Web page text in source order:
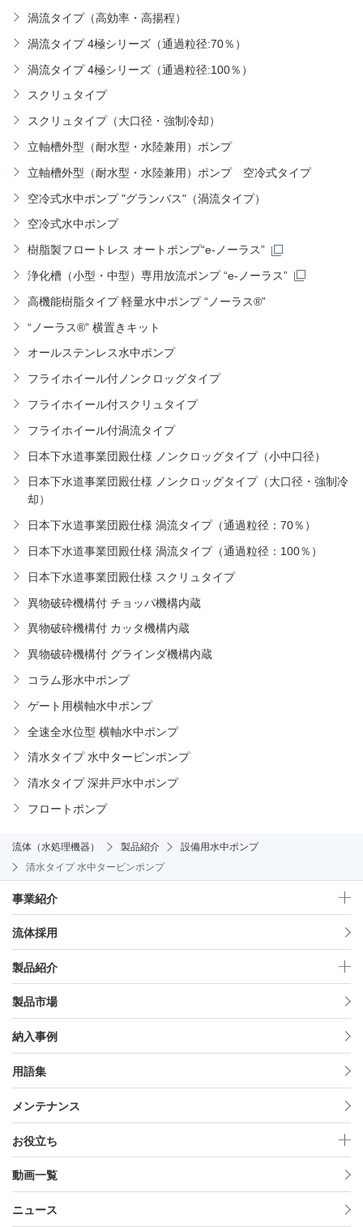
渦流タイプ（高効率・高揚程）
渦流タイプ 4極シリーズ（通過粒径:70％）
渦流タイプ 4極シリーズ（通過粒径:100％）
スクリュタイプ
スクリュタイプ（大口径・強制冷却）
立軸槽外型（耐水型・水陸兼用）ポンプ
立軸槽外型（耐水型・水陸兼用）ポンプ 空冷式タイプ
空冷式水中ポンプ "グランバス"（渦流タイプ）
空冷式水中ポンプ
樹脂製フロートレス オートポンプ“e-ノーラス”
浄化槽（小型・中型）専用放流ポンプ “e-ノーラス”
高機能樹脂タイプ 軽量水中ポンプ “ノーラス®”
“ノーラス®” 横置きキット
オールステンレス水中ポンプ
フライホイール付ノンクロッグタイプ
フライホイール付スクリュタイプ
フライホイール付渦流タイプ
日本下水道事業団殿仕様 ノンクロッグタイプ（小中口径）
日本下水道事業団殿仕様 ノンクロッグタイプ（大口径・強制冷
却）
日本下水道事業団殿仕様 渦流タイプ（通過粒径：70％）
日本下水道事業団殿仕様 渦流タイプ（通過粒径：100％）
日本下水道事業団殿仕様 スクリュタイプ
異物破砕機構付 チョッパ機構内蔵
異物破砕機構付 カッタ機構内蔵
異物破砕機構付 グラインダ機構内蔵
コラム形水中ポンプ
ゲート用横軸水中ポンプ
全速全水位型 横軸水中ポンプ
清水タイプ 水中タービンポンプ
清水タイプ 深井戸水中ポンプ
フロートポンプ
流体（水処理機器） 製品紹介
設備用水中ポンプ
清水タイプ 水中タービンポンプ
事業紹介
流体採用
製品紹介
製品市場
納入事例
用語集
メンテナンス
お役立ち
動画一覧
ニュース